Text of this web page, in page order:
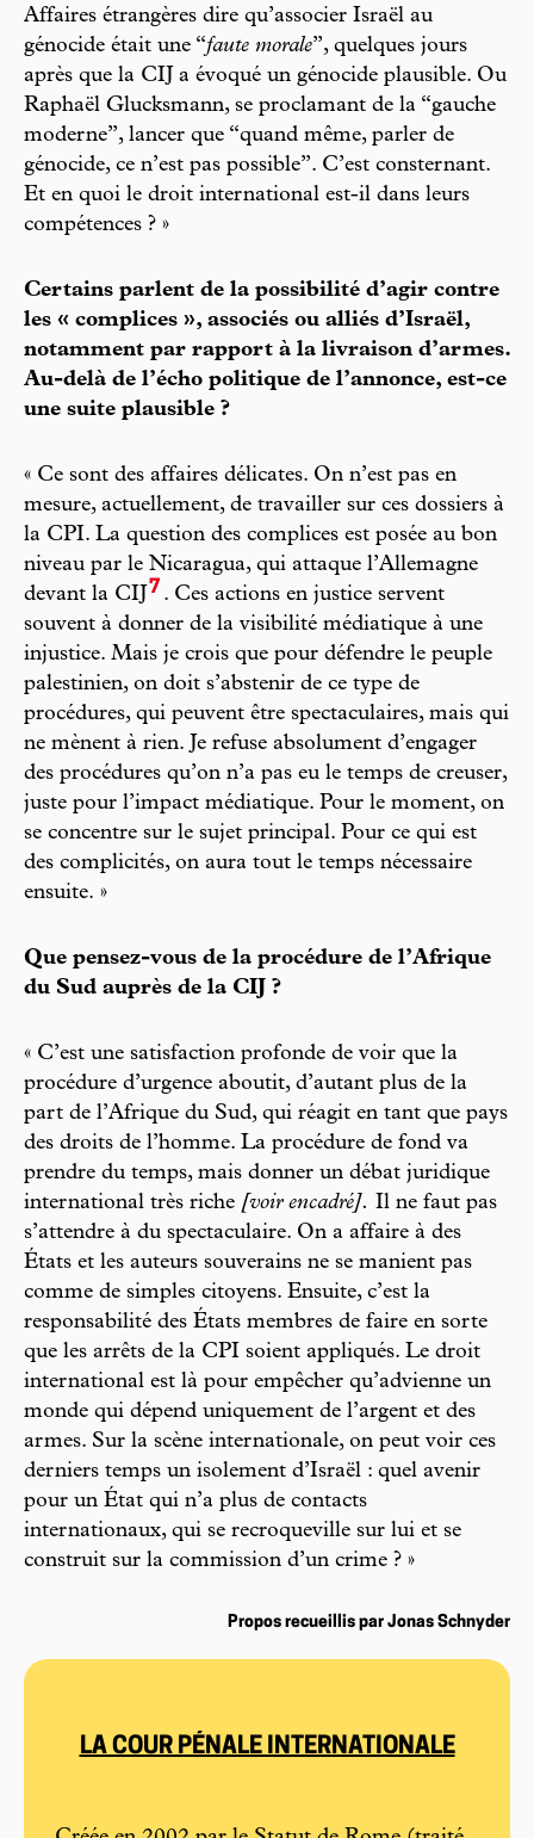
Affaires étrangères dire qu’associer Israël au
génocide était une “faute morale”, quelques jours
après que la CIJ a évoqué un génocide plausible. Ou
Raphaël Glucksmann, se proclamant de la “gauche
moderne”, lancer que “quand même, parler de
génocide, ce n’est pas possible”. C’est consternant.
Et en quoi le droit international est-il dans leurs
compétences ? »
Certains parlent de la possibilité d’agir contre
les « complices », associés ou alliés d’Israël,
notamment par rapport à la livraison d’armes.
Au-delà de l’écho politique de l’annonce, est-ce
une suite plausible ?
« Ce sont des affaires délicates. On n’est pas en
mesure, actuellement, de travailler sur ces dossiers à
la CPI. La question des complices est posée au bon
niveau par le Nicaragua, qui attaque l’Allemagne
devant la CIJ7 . Ces actions en justice servent
souvent à donner de la visibilité médiatique à une
injustice. Mais je crois que pour défendre le peuple
palestinien, on doit s’abstenir de ce type de
procédures, qui peuvent être spectaculaires, mais qui
ne mènent à rien. Je refuse absolument d’engager
des procédures qu’on n’a pas eu le temps de creuser,
juste pour l’impact médiatique. Pour le moment, on
se concentre sur le sujet principal. Pour ce qui est
des complicités, on aura tout le temps nécessaire
ensuite. »
Que pensez-vous de la procédure de l’Afrique
du Sud auprès de la CIJ ?
« C’est une satisfaction profonde de voir que la
procédure d’urgence aboutit, d’autant plus de la
part de l’Afrique du Sud, qui réagit en tant que pays
des droits de l’homme. La procédure de fond va
prendre du temps, mais donner un débat juridique
international très riche [voir encadré]. Il ne faut pas
s’attendre à du spectaculaire. On a affaire à des
États et les auteurs souverains ne se manient pas
comme de simples citoyens. Ensuite, c’est la
responsabilité des États membres de faire en sorte
que les arrêts de la CPI soient appliqués. Le droit
international est là pour empêcher qu’advienne un
monde qui dépend uniquement de l’argent et des
armes. Sur la scène internationale, on peut voir ces
derniers temps un isolement d’Israël : quel avenir
pour un État qui n’a plus de contacts
internationaux, qui se recroqueville sur lui et se
construit sur la commission d’un crime ? »
Propos recueillis par Jonas Schnyder
LA COUR PÉNALE INTERNATIONALE